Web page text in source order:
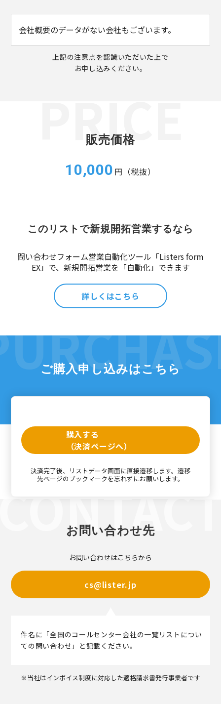
会社概要のデータがない会社もございます。
上記の注意点を認識いただいた上で
お申し込みください。
販売価格
10,000 円（税抜）
このリストで新規開拓営業するなら
問い合わせフォーム営業自動化ツール「Listers form
EX」で、新規開拓営業を「自動化」できます
詳しくはこちら
ご購入申し込みはこちら
購入する
（決済ページへ）
決済完了後、リストデータ画面に直接遷移します。遷移
先ページのブックマークを忘れずにお願いします。
お問い合わせ先
お問い合わせはこちらから
cs@lister.jp
件名に「全国のコールセンター会社の一覧リストについ
ての問い合わせ」と記載ください。
※当社はインボイス制度に対応した適格請求書発行事業者です